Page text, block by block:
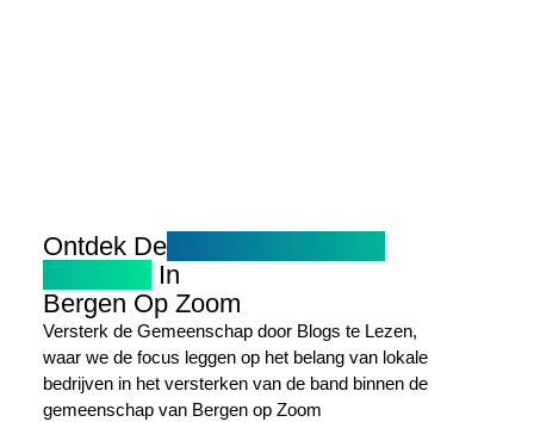
Ontdek DeKracht Van Lokale
In
Bergen Op Zoom
Versterk de Gemeenschap door Blogs te Lezen,
waar we de focus leggen op het belang van lokale
bedrijven in het versterken van de band binnen de
gemeenschap van Bergen op Zoom